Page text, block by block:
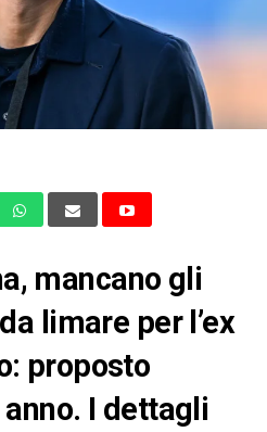
mancano gli
limare per l’ex
proposto
I dettagli